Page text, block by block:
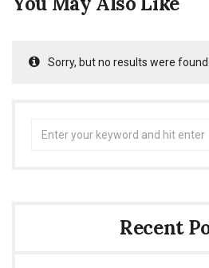
Sorry, but no results were found.
Recent